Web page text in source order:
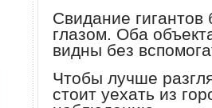
Свидание
глазом. Оба
видны без
Чтобы лучше
стоит уехать из